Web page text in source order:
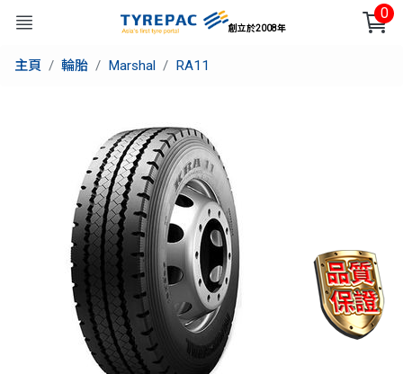
創立於2008年
0
主頁 輪胎 Marshal RA11